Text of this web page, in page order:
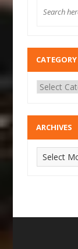
CATEGORY
ARCHIVES